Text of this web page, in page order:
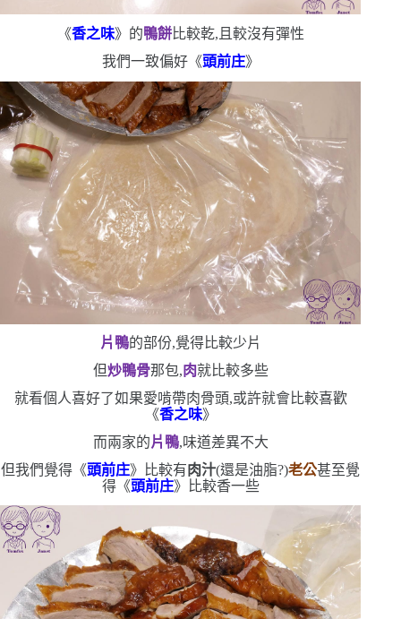
《香之味》的鴨餅比較乾,且較沒有彈性
我們一致偏好《頭前庄》
片鴨的部份,覺得比較少片
但炒鴨骨那包,肉就比較多些
就看個人喜好了如果愛啃帶肉骨頭,或許就會比較喜歡
《香之味》
而兩家的片鴨,味道差異不大
但我們覺得《頭前庄》比較有肉汁(還是油脂?)老公甚至覺
得《頭前庄》比較香一些